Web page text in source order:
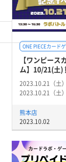
ONE PIECEカード
【ワンピース
ム】10/21(土)
2023.10.21（土
2023.10.21（土
熊本店
2023.10.02